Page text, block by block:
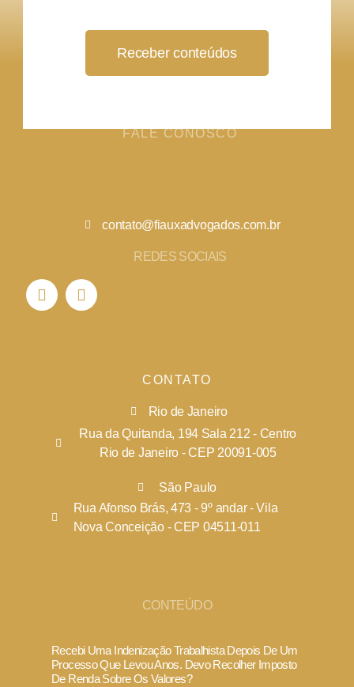
Receber conteúdos
FALE CONOSCO
contato@fiauxadvogados.com.br
REDES SOCIAIS
CONTATO
Rio de Janeiro
Rua da Quitanda, 194 Sala 212 - Centro
Rio de Janeiro - CEP 20091-005
São Paulo
Rua Afonso Brás, 473 - 9º andar - Vila
Nova Conceição - CEP 04511-011
CONTEÚDO
Recebi Uma Indenização Trabalhista Depois De Um
Processo Que Levou Anos. Devo Recolher Imposto
De Renda Sobre Os Valores?